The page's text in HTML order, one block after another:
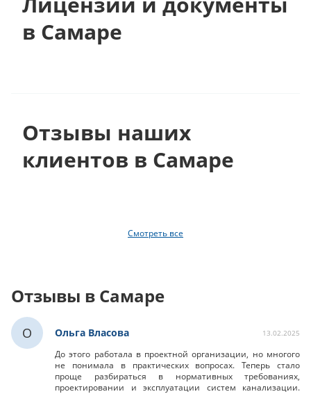
в Самаре
Отзывы наших
клиентов в Самаре
Смотреть все
Отзывы в Самаре
О Ольга Власова 13.02.2025
До этого работала в проектной организации, но многого
не понимала в практических вопросах. Теперь стало
проще разбираться в нормативных требованиях,
проектировании и эксплуатации систем канализации.